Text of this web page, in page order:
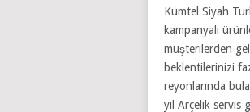
Kumtel Siyah
kampanyalı
müşterilerden
beklentilerinizi
reyonlarında
yıl Arçelik servis